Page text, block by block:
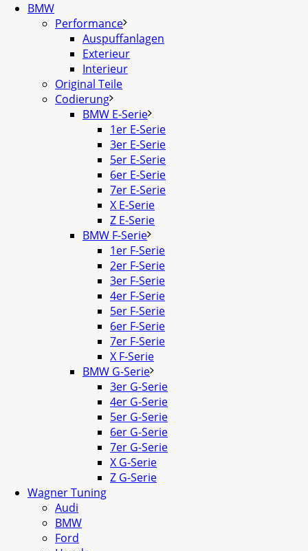
BMW
Performance
Auspuffanlagen
Exterieur
Interieur
Original Teile
Codierung
BMW E-Serie
1er E-Serie
3er E-Serie
5er E-Serie
6er E-Serie
7er E-Serie
X E-Serie
Z E-Serie
BMW F-Serie
1er F-Serie
2er F-Serie
3er F-Serie
4er F-Serie
5er F-Serie
6er F-Serie
7er F-Serie
X F-Serie
BMW G-Serie
3er G-Serie
4er G-Serie
5er G-Serie
6er G-Serie
7er G-Serie
X G-Serie
Z G-Serie
Wagner Tuning
Audi
BMW
Ford